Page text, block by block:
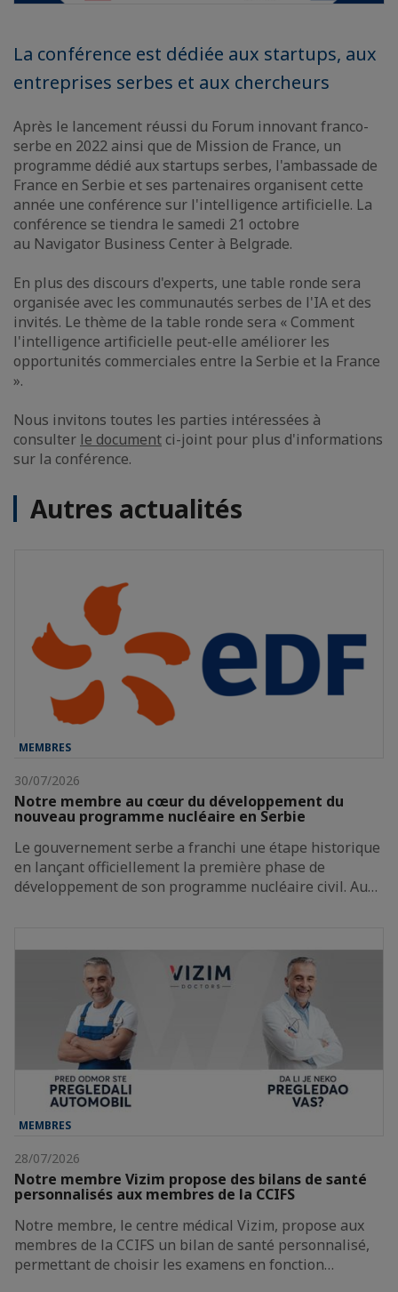
La conférence est dédiée aux startups, aux
entreprises serbes et aux chercheurs
Après le lancement réussi du Forum innovant franco-
serbe en 2022 ainsi que de Mission de France, un
programme dédié aux startups serbes, l'ambassade de
France en Serbie et ses partenaires organisent cette
année une conférence sur l'intelligence artificielle. La
conférence se tiendra le samedi 21 octobre
au Navigator Business Center à Belgrade.
En plus des discours d'experts, une table ronde sera
organisée avec les communautés serbes de l'IA et des
invités. Le thème de la table ronde sera « Comment
l'intelligence artificielle peut-elle améliorer les
opportunités commerciales entre la Serbie et la France
».
Nous invitons toutes les parties intéressées à
consulter le document ci-joint pour plus d'informations
sur la conférence.
Autres actualités
MEMBRES
30/07/2026
Notre membre au cœur du développement du
nouveau programme nucléaire en Serbie
Le gouvernement serbe a franchi une étape historique
en lançant officiellement la première phase de
développement de son programme nucléaire civil. Au…
MEMBRES
28/07/2026
Notre membre Vizim propose des bilans de santé
personnalisés aux membres de la CCIFS
Notre membre, le centre médical Vizim, propose aux
membres de la CCIFS un bilan de santé personnalisé,
permettant de choisir les examens en fonction…